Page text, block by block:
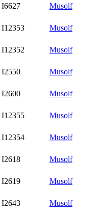
I6627 Musolf
I12353 Musolf
I12352 Musolf
I2550 Musolf
I2600 Musolf
I12355 Musolf
I12354 Musolf
I2618 Musolf
I2619 Musolf
I2643 Musolf